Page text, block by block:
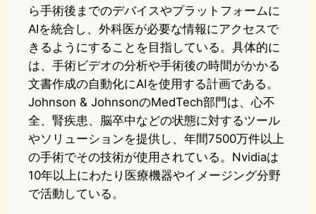
ら手術後までのデバイスやプラットフォームに
AIを統合し、外科医が必要な情報にアクセスで
きるようにすることを目指している。具体的に
は、手術ビデオの分析や手術後の時間がかかる
文書作成の自動化にAIを使用する計画である。
Johnson & JohnsonのMedTech部門は、心不
全、腎疾患、脳卒中などの状態に対するツール
やソリューションを提供し、年間7500万件以上
の手術でその技術が使用されている。Nvidiaは
10年以上にわたり医療機器やイメージング分野
で活動している。